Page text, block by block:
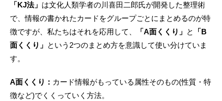
「KJ法」 は文化人類学者の川喜田二郎氏が開発した整理術
で、情報の書かれたカードをグループごとにまとめるのが特
徴ですが、私たちはそれを応用して、
「A面くくり」 と
「B
面くくり」 という2つのまとめ方を意識して使い分けていま
す。
A面くくり： カード情報がもっている属性そのもの(性質・特
徴など)でくくっていく方法。